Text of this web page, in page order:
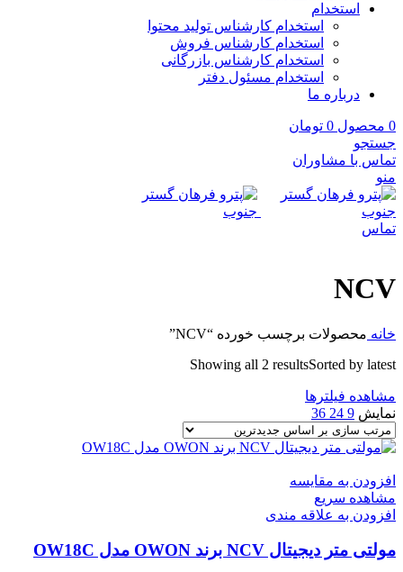
استخدام
استخدام کارشناس تولید محتوا
استخدام کارشناس فروش
استخدام کارشناس بازرگانی
استخدام مسئول دفتر
درباره ما
0 محصول 0 تومان
جستجو
تماس با مشاوران
منو
تماس
NCV
خانه محصولات برچسب خورده “NCV”
Showing all 2 resultsSorted by latest
مشاهده فیلترها
نمایش 9
24
36
افزودن به مقایسه
مشاهده سریع
افزودن به علاقه مندی
مولتی متر دیجیتال NCV برند OWON مدل OW18C